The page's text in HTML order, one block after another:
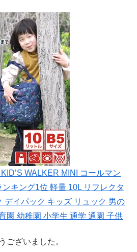
WALKER MINI コールマン
キング1位 軽量 10L リフレクタ
デイパック キッズ リュック 男の
園 幼稚園 小学生 通学 通園 子供
ございました。